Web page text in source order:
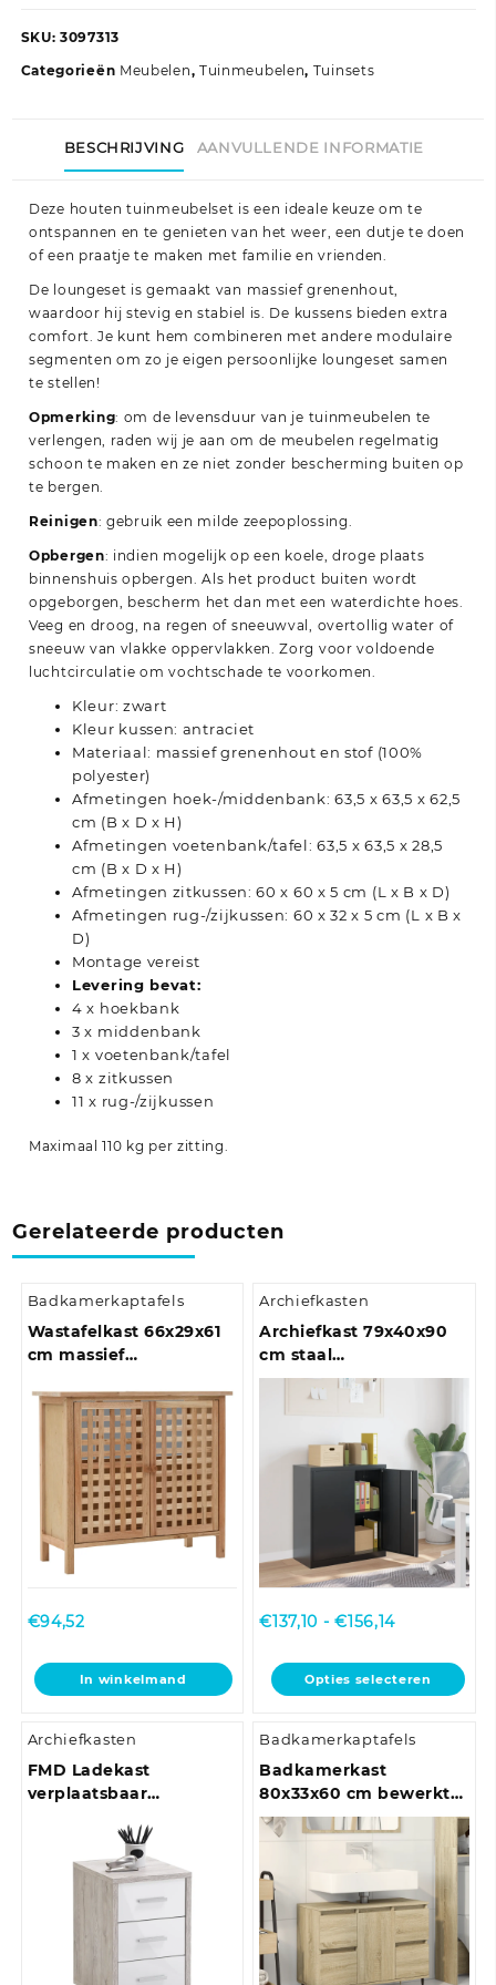
met
grenenhout
SKU: 3097313
Categorieën Meubelen, Tuinmeubelen, Tuinsets
BESCHRIJVING AANVULLENDE INFORMATIE
Deze houten tuinmeubelset is een ideale keuze om te
ontspannen en te genieten van het weer, een dutje te doen
of een praatje te maken met familie en vrienden.
De loungeset is gemaakt van massief grenenhout,
waardoor hij stevig en stabiel is. De kussens bieden extra
comfort. Je kunt hem combineren met andere modulaire
segmenten om zo je eigen persoonlijke loungeset samen
te stellen!
Opmerking: om de levensduur van je tuinmeubelen te
verlengen, raden wij je aan om de meubelen regelmatig
schoon te maken en ze niet zonder bescherming buiten op
te bergen.
Reinigen: gebruik een milde zeepoplossing.
Opbergen: indien mogelijk op een koele, droge plaats
binnenshuis opbergen. Als het product buiten wordt
opgeborgen, bescherm het dan met een waterdichte hoes.
Veeg en droog, na regen of sneeuwval, overtollig water of
sneeuw van vlakke oppervlakken. Zorg voor voldoende
luchtcirculatie om vochtschade te voorkomen.
Kleur: zwart
Kleur kussen: antraciet
Materiaal: massief grenenhout en stof (100%
polyester)
Afmetingen hoek-/middenbank: 63,5 x 63,5 x 62,5
cm (B x D x H)
Afmetingen voetenbank/tafel: 63,5 x 63,5 x 28,5
cm (B x D x H)
Afmetingen zitkussen: 60 x 60 x 5 cm (L x B x D)
Afmetingen rug-/zijkussen: 60 x 32 x 5 cm (L x B x
D)
Montage vereist
Levering bevat:
4 x hoekbank
3 x middenbank
1 x voetenbank/tafel
8 x zitkussen
11 x rug-/zijkussen
Maximaal 110 kg per zitting.
Gerelateerde producten
Badkamerkaptafels
Wastafelkast 66x29x61
cm massief
€94,52
In winkelmand
Archiefkasten
Archiefkast 79x40x90
cm staal
antracietkleurig
€137,10 - €156,14Prijsklasse:
tot
€156,14
Opties selecteren
Dit
product
meerdere
variaties.
Deze
kan
worden
op
de
productpagina
Archiefkasten
FMD Ladekast
verplaatsbaar
hoogglans wit
Badkamerkaptafels
Badkamerkast
80x33x60 cm bewerkt
hout bruin eikenkleur